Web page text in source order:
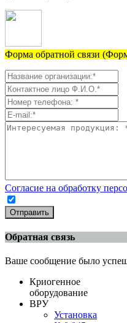
Форма обратной связи
Согласие на обработку
Отправить
Обратная связь
Ваше сообщение было
Криогенное
оборудование
ВРУ
Установка